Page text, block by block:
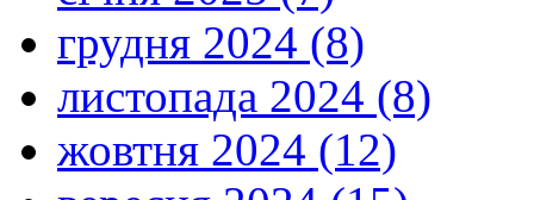
грудня 2024 (8)
листопада 2024 (8)
жовтня 2024 (12)